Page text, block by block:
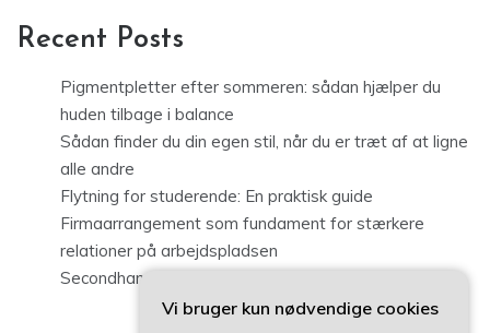
Recent Posts
Pigmentpletter efter sommeren: sådan hjælper du
huden tilbage i balance
Sådan finder du din egen stil, når du er træt af at ligne
alle andre
Flytning for studerende: En praktisk guide
Firmaarrangement som fundament for stærkere
relationer på arbejdspladsen
Secondhand tøj i København: sådan finder du kvalitet
Vi bruger kun nødvendige cookies